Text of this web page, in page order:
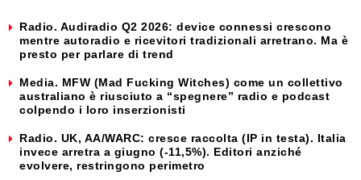
Radio. Audiradio Q2 2026: device connessi crescono
mentre autoradio e ricevitori tradizionali arretrano. Ma è
presto per parlare di trend
Media. MFW (Mad Fucking Witches) come un collettivo
australiano è riusciuto a “spegnere” radio e podcast
colpendo i loro inserzionisti
Radio. UK, AA/WARC: cresce raccolta (IP in testa). Italia
invece arretra a giugno (-11,5%). Editori anziché
evolvere, restringono perimetro